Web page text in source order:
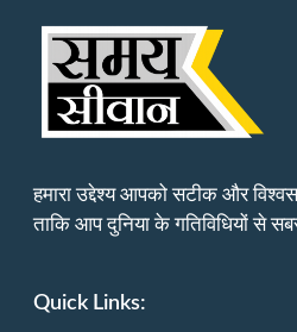
हमारा उद्देश्य आपको सटीक और
ताकि आप दुनिया के गतिविधियों से
Quick Links: